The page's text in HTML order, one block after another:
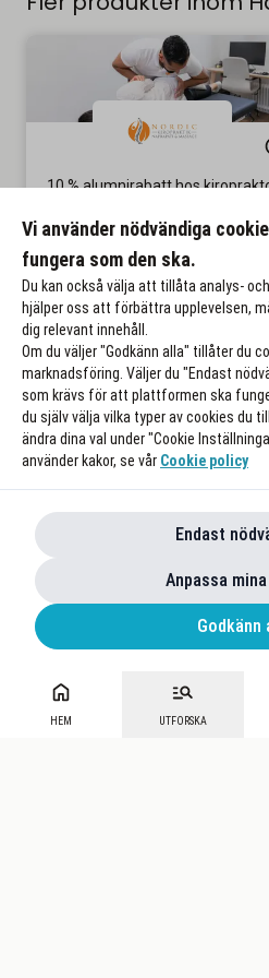
HEM UTFORSKA
10 % alumnirabatt hos
Gäller återbesök
Till rabatten
Vi använder nödvändiga
fungera som den ska.
Du kan också välja att tillåta analys-
hjälper oss att förbättra upplevelsen,
dig relevant innehåll.
Om du väljer "Godkänn alla" tillåter du
marknadsföring. Väljer du "Endast
som krävs för att plattformen ska
du själv välja vilka typer av cookies du
ändra dina val under "Cookie
använder kakor, se vår Cookie policy
Endast
Anpassa
Godkänn